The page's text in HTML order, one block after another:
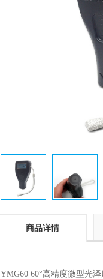
商品详情
YMG60 60°高精度微型光